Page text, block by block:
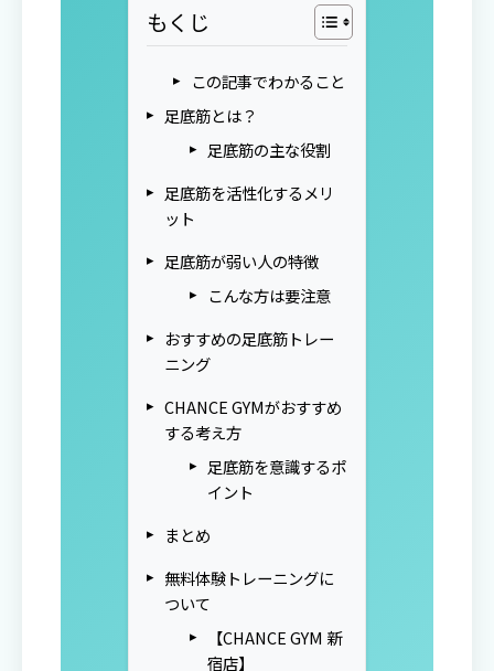
もくじ
この記事でわかること
足底筋とは？
足底筋の主な役割
足底筋を活性化するメリ
ット
足底筋が弱い人の特徴
こんな方は要注意
おすすめの足底筋トレー
ニング
CHANCE GYMがおすすめ
する考え方
足底筋を意識するポ
イント
まとめ
無料体験トレーニングに
ついて
【CHANCE GYM 新
宿店】